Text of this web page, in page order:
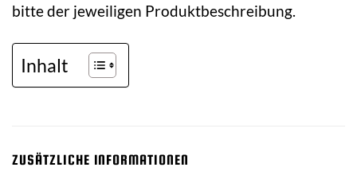
bitte der jeweiligen Produktbeschreibung.
Inhalt
ZUSÄTZLICHE INFORMATIONEN